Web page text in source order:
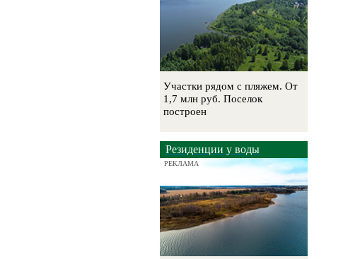
Участки рядом с пляжем. От
1,7 млн руб. Поселок
построен
Резиденции у воды
РЕКЛАМА